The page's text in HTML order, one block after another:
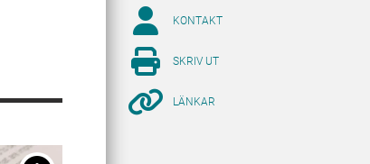
KONTAKT
SKRIV UT
LÄNKAR